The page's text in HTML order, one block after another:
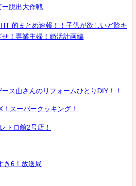
ー脱出大作戦
的まとめ速報！！子供が欲しいど陰キ
！専業主婦！婚活計画編
ス山さんのリフォームひとりDIY！！
スーパークッキング！
トロ館2号店！
き6！放送局